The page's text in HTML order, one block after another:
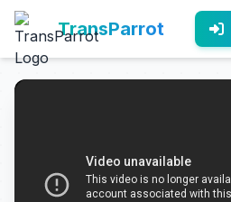
TransParrot